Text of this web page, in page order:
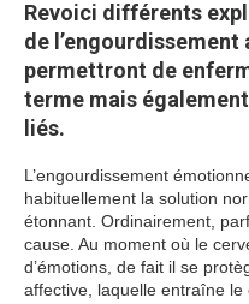
Revoici différents
de
permettront de
terme mais
liés.
L’engourdissement
habituellement la solution
étonnant. Ordinairement,
cause. Au moment où le
d’émotions, de fait il se
affective, laquelle entraîne